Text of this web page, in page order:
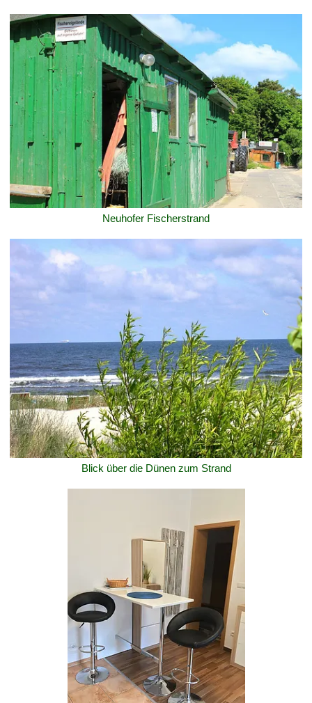
Neuhofer Fischerstrand
Blick über die Dünen zum Strand